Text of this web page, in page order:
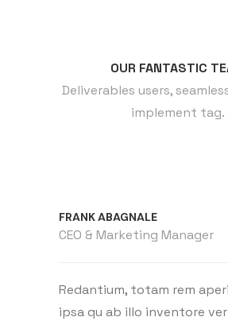
OUR FANTASTIC
Deliverables users,
implement tag.
FRANK ABAGNALE
CEO & Marketing Manager
Redantium, totam rem
ipsa qu ab illo inventore